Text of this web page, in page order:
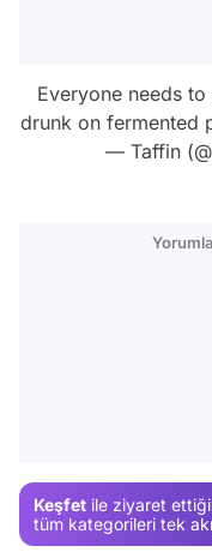
Everyone needs to
drunk on fermented
— Taffin
Keşfet ile ziyaret
tüm kategorileri tek